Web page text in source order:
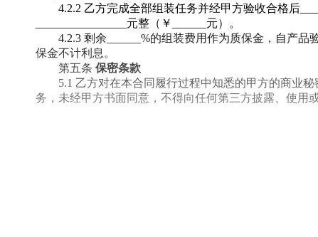
4.2.2 乙方完成全部组装任务并经甲方验收合格后
________________元整（￥______元）。
4.2.3 剩余______%的组装费用作为质保金，自产
保金不计利息。
第五条保密条款
5.1 乙方对在本合同履行过程中知悉的甲方的商业
务，未经甲方书面同意，不得向任何第三方披露、使用